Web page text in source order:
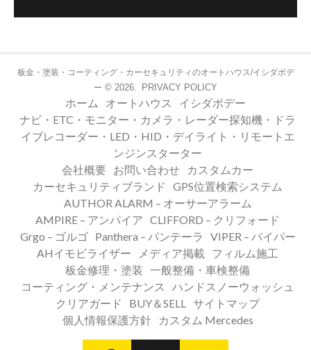
板金・塗装・コーティング・カーセキュリティのオートハウス/イシダボデ
ー © 2026. PRIVACY POLICY
ホーム オートハウス
イシダボデー
ナビ・ETC・モニター・カメラ・レーダー探知機・ドラ
イブレコーダー・LED・HID・デイライト・リモートエ
ンジンスターター
会社概要 お問い合わせ
カスタムカー
カーセキュリティブランド
GPS位置検索システム
AUTHOR ALARM – オーサーアラーム
AMPIRE – アンパイア CLIFFORD – クリフォード
Grgo – ゴルゴ
Panthera – パンテーラ
VIPER – バイパー
AHイモビライザー
メディア掲載
フィルム施工
板金修理・塗装 一般整備・車検整備
コーティング・メンテナンス
ハンドスノーウォッシュ
クリアガード
BUY＆SELL サイトマップ
個人情報保護方針
カスタム Mercedes